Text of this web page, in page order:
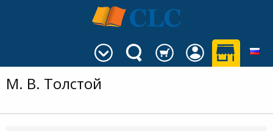
М. В. Толстой